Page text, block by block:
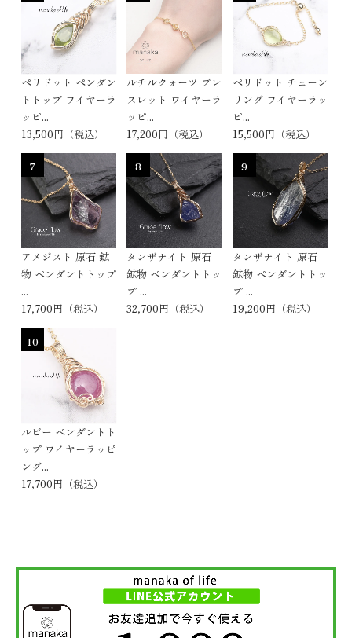
ペリドット ペンダン
トトップ ワイヤーラ
ッピ...
13,500円（税込）
ルチルクォーツ ブレ
スレット ワイヤーラ
ッピ...
17,200円（税込）
ペリドット チェーン
リング ワイヤーラッ
ピ...
15,500円（税込）
7
アメジスト 原石 鉱
物 ペンダントトップ
...
17,700円（税込）
8
タンザナイト 原石
鉱物 ペンダントトッ
プ ...
32,700円（税込）
9
タンザナイト 原石
鉱物 ペンダントトッ
プ ...
19,200円（税込）
10
ルビー ペンダントト
ップ ワイヤーラッピ
ング...
17,700円（税込）